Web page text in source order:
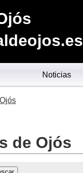
Noticias
de Ojós